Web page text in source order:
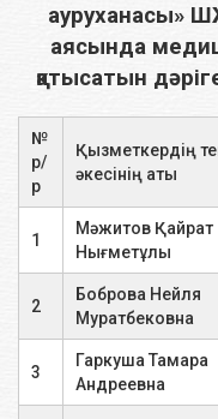
Р -скопия іш қуысы
шоғыры (контрастсыз)
Р - скопия, Р -графия
мүшелерінің
(контрасты)
Р - скопия өңештің
(бариймен контраст)
Р -скопия қалың
скопиясы,
(контрастпен)
Р -скопия асқазан
ауруханасы»
аясында
қатысатын
№
р/
р
Қызметкердің
әкесінің аты
1
Мәжитов Қайрат
Нығметұлы
2
Боброва Нейля
Муратбековна
3
Гаркуша Тамара
Андреевна